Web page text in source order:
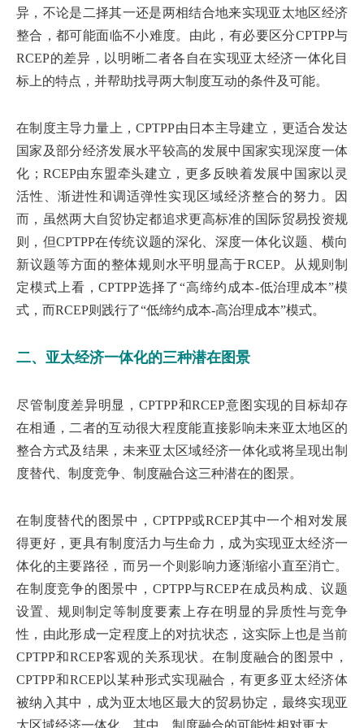
异，不论是二择其一还是两相结合地来实现亚太地区经济
整合，都可能面临不小难度。由此，有必要区分CPTPP与
RCEP的差异，以明晰二者各自在实现亚太经济一体化目
标上的特点，并帮助找寻两大制度互动的条件及可能。
在制度主导力量上，CPTPP由日本主导建立，更适合发达
国家及部分经济发展水平较高的发展中国家实现深度一体
化；RCEP由东盟牵头建立，更多反映着发展中国家以灵
活性、渐进性和调适弹性实现区域经济整合的努力。因
而，虽然两大自贸协定都追求更高标准的国际贸易投资规
则，但CPTPP在传统议题的深化、深度一体化议题、横向
新议题等方面的整体规则水平明显高于RCEP。从规则制
定模式上看，CPTPP选择了“高缔约成本-低治理成本”模
式，而RCEP则践行了“低缔约成本-高治理成本”模式。
二、亚太经济一体化的三种潜在图景
尽管制度差异明显，CPTPP和RCEP意图实现的目标却存
在相通，二者的互动很大程度能直接影响未来亚太地区的
整合方式及结果，未来亚太区域经济一体化或将呈现出制
度替代、制度竞争、制度融合这三种潜在的图景。
在制度替代的图景中，CPTPP或RCEP其中一个相对发展
得更好，更具有制度活力与生命力，成为实现亚太经济一
体化的主要路径，而另一个则影响力逐渐缩小直至消亡。
在制度竞争的图景中，CPTPP与RCEP在成员构成、议题
设置、规则制定等制度要素上存在明显的异质性与竞争
性，由此形成一定程度上的对抗状态，这实际上也是当前
CPTPP和RCEP客观的关系现状。在制度融合的图景中，
CPTPP和RCEP以某种形式实现融合，有更多亚太经济体
被纳入其中，成为亚太地区最大的贸易协定，最终实现亚